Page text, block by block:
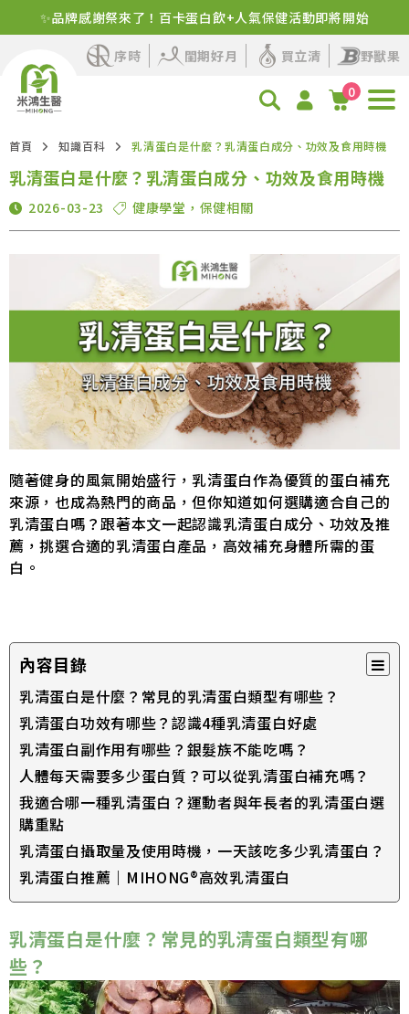
✨品牌感謝祭來了！百卡蛋白飲+人氣保健活動即將開始
序時 閨期好月 買立清
野獸果
0
首頁 知識百科 乳清蛋白是什麼？乳清蛋白成分、功效及食用時機
乳清蛋白是什麼？乳清蛋白成分、功效及食用時機
2026-03-23 健康學堂 ， 保健相關
隨著健身的風氣開始盛行，乳清蛋白作為優質的蛋白補充
來源，也成為熱門的商品，但你知道如何選購適合自己的
乳清蛋白嗎？跟著本文一起認識乳清蛋白成分、功效及推
薦，挑選合適的乳清蛋白產品，高效補充身體所需的蛋
白。
內容目錄
乳清蛋白是什麼？常見的乳清蛋白類型有哪些？
乳清蛋白功效有哪些？認識4種乳清蛋白好處
乳清蛋白副作用有哪些？銀髮族不能吃嗎？
人體每天需要多少蛋白質？可以從乳清蛋白補充嗎？
我適合哪一種乳清蛋白？運動者與年長者的乳清蛋白選
購重點
乳清蛋白攝取量及使用時機，一天該吃多少乳清蛋白？
乳清蛋白推薦｜MIHONG®高效乳清蛋白
乳清蛋白是什麼？常見的乳清蛋白類型有哪
些？